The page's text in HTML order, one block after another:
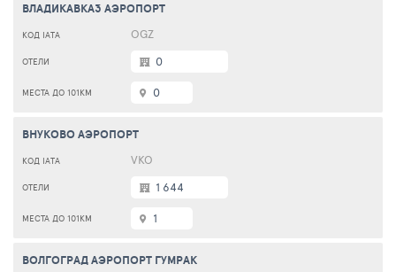
ВЛАДИКАВКАЗ АЭРОПОРТ
OGZ
0
0
ВНУКОВО АЭРОПОРТ
VKO
1 644
1
ВОЛГОГРАД АЭРОПОРТ ГУМРАК